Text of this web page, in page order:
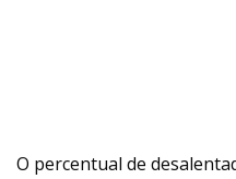
O percentual de